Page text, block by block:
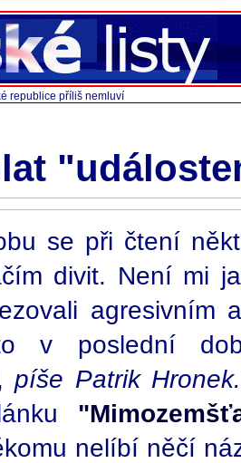
republice příliš nemluví
se při čtení
divit. Není mi
agresivním
v poslední
píše Patrik Hronek.
nelíbí něčí